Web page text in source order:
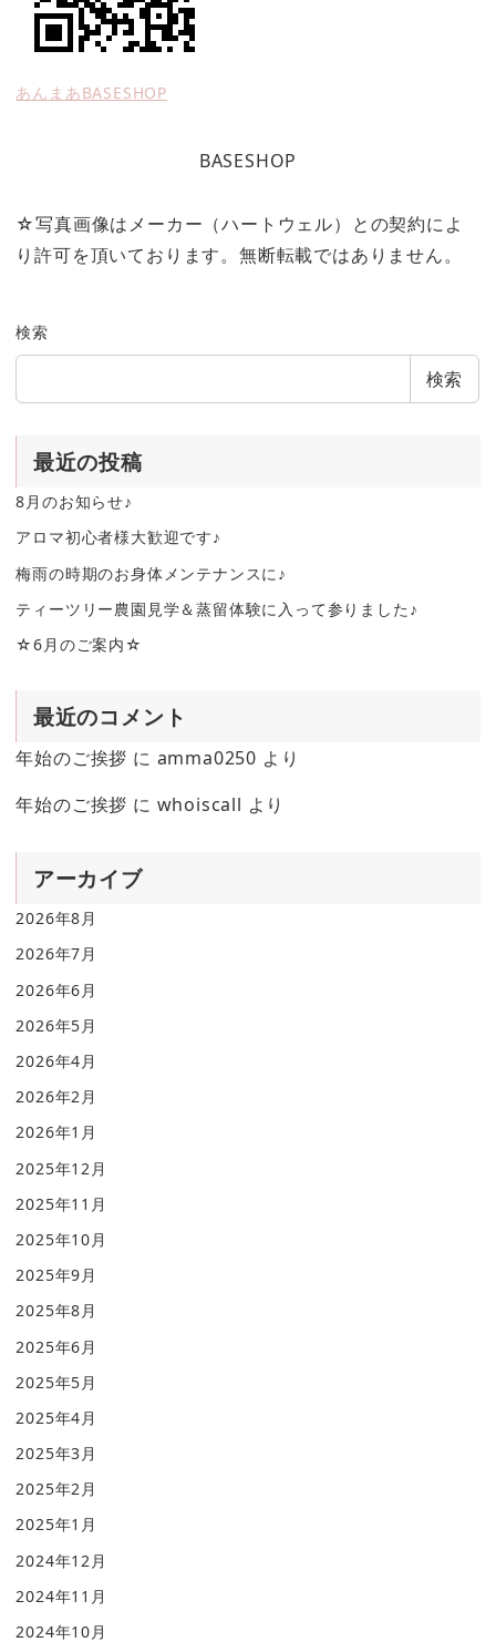
あんまあBASESHOP
BASESHOP
☆写真画像はメーカー（ハートウェル）との契約によ
り許可を頂いております。無断転載ではありません。
検索
検索
最近の投稿
8月のお知らせ♪
アロマ初心者様大歓迎です♪
梅雨の時期のお身体メンテナンスに♪
ティーツリー農園見学＆蒸留体験に入って参りました♪
☆6月のご案内☆
最近のコメント
年始のご挨拶 に amma0250 より
年始のご挨拶 に whoiscall より
アーカイブ
2026年8月
2026年7月
2026年6月
2026年5月
2026年4月
2026年2月
2026年1月
2025年12月
2025年11月
2025年10月
2025年9月
2025年8月
2025年6月
2025年5月
2025年4月
2025年3月
2025年2月
2025年1月
2024年12月
2024年11月
2024年10月